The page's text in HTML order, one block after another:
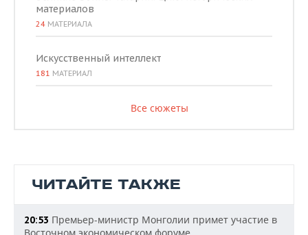
материалов
24 МАТЕРИАЛА
Искусственный интеллект
181 МАТЕРИАЛ
Все сюжеты
ЧИТАЙТЕ ТАКЖЕ
20:53 Премьер-министр Монголии примет участие в